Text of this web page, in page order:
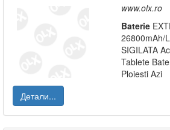
www.olx.ro
Baterie
26800mAh/
SIGILATA
Tablete
Ploiesti Azi
Детали...